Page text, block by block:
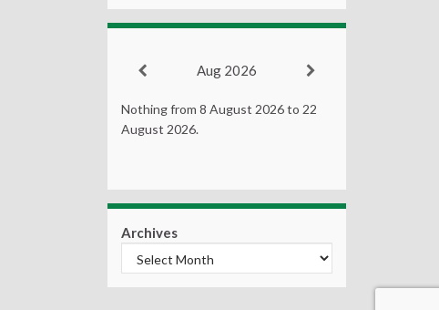
Aug 2026
Nothing from 8 August 2026 to 22
August 2026.
Archives